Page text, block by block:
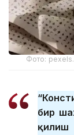
Фото:
бир
қилиш